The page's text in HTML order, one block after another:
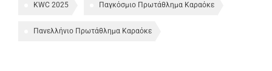
KWC 2025 Παγκόσμιο Πρωτάθλημα Καραόκε
Πανελλήνιο Πρωτάθλημα Καραόκε